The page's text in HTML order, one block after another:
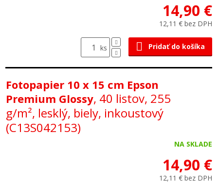
14,90 €
12,11 € bez DPH
ks Pridať do košíka
Fotopapier 10 x 15 cm Epson
Premium Glossy, 40 listov, 255
g/m², lesklý, biely, inkoustový
(C13S042153)
NA SKLADE
14,90 €
12,11 € bez DPH